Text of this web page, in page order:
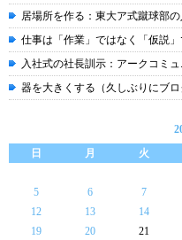
居場所を作る：東大ア式蹴球部
仕事は「作業」ではなく「仮説」
入社式の社長訓示：アークコミ
器を大きくする（久しぶりにブロ
日
月 火
5
6 7
12
13 14
19
20 21